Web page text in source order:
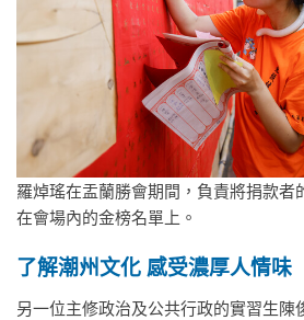
羅焯瑤在盂蘭勝會期間，負責將捐款者
在會場內的金榜名單上。
了解潮州文化 感受濃厚人情味
另一位主修政治及公共行政的實習生陳